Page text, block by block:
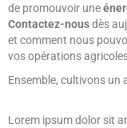
de promouvoir une
Contactez-nousdès
et comment nous
vos opérations
Ensemble, cultivons un
Lorem ipsum dolor sit